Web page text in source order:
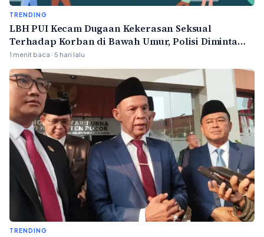
TRENDING
LBH PUI Kecam Dugaan Kekerasan Seksual
Terhadap Korban di Bawah Umur, Polisi Diminta
Bertindak Profesional
1 menit baca · 5 hari lalu
TRENDING